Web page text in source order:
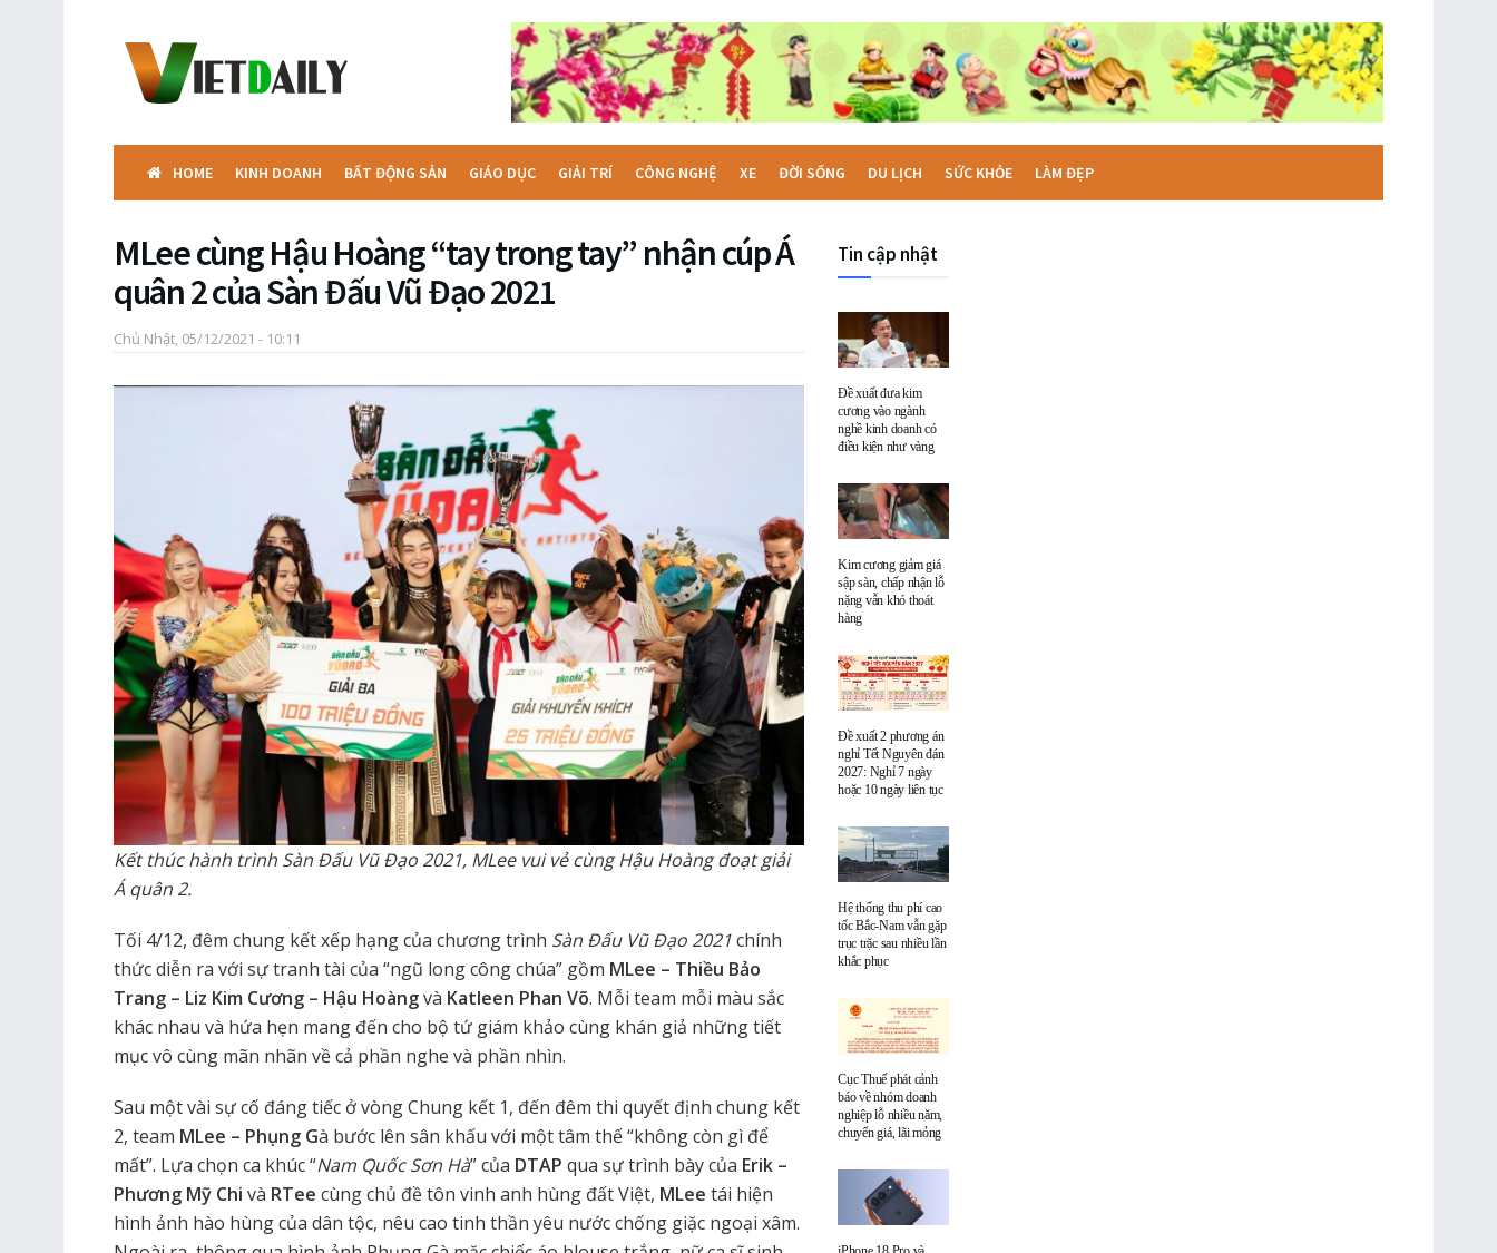
HOME KINH DOANH BẤT ĐỘNG SẢN GIÁO DỤC GIẢI TRÍ CÔNG NGHỆ XE ĐỜI SỐNG DU LỊCH SỨC KHỎE LÀM ĐẸP
MLee cùng Hậu Hoàng “tay trong tay” nhận cúp Á
quân 2 của Sàn Đấu Vũ Đạo 2021
Chủ Nhật, 05/12/2021 - 10:11
Kết thúc hành trình Sàn Đấu Vũ Đạo 2021, MLee vui vẻ cùng Hậu Hoàng đoạt giải
Á quân 2.
Tối 4/12, đêm chung kết xếp hạng của chương trình Sàn Đấu Vũ Đạo 2021chính
thức diễn ra với sự tranh tài của “ngũ long công chúa” gồm MLee – Thiều Bảo
Trang – Liz Kim Cương – Hậu Hoàngvà Katleen Phan Võ. Mỗi team mỗi màu sắc
khác nhau và hứa hẹn mang đến cho bộ tứ giám khảo cùng khán giả những tiết
mục vô cùng mãn nhãn về cả phần nghe và phần nhìn.
Sau một vài sự cố đáng tiếc ở vòng Chung kết 1, đến đêm thi quyết định chung kết
2, team MLee – Phụng Gà bước lên sân khấu với một tâm thế “không còn gì để
mất”. Lựa chọn ca khúc “Nam Quốc Sơn Hà” của DTAP qua sự trình bày của Erik –
Phương Mỹ Chi và RTee cùng chủ đề tôn vinh anh hùng đất Việt, MLee tái hiện
hình ảnh hào hùng của dân tộc, nêu cao tinh thần yêu nước chống giặc ngoại xâm.
Tin cập nhật
Đề xuất đưa kim
cương vào ngành
nghề kinh doanh có
điều kiện như vàng
Kim cương giảm giá
sập sàn, chấp nhận lỗ
nặng vẫn khó thoát
hàng
Đề xuất 2 phương án
nghỉ Tết Nguyên đán
2027: Nghỉ 7 ngày
hoặc 10 ngày liên tục
Hệ thống thu phí cao
tốc Bắc-Nam vẫn gặp
trục trặc sau nhiều lần
khắc phục
Cục Thuế phát cảnh
báo về nhóm doanh
nghiệp lỗ nhiều năm,
chuyển giá, lãi mỏng